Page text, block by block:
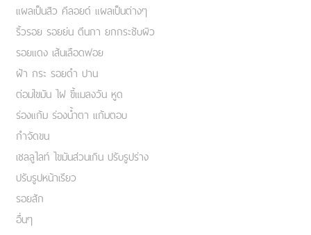
แผลเป็นสิว คีลอยด์ แผลเป็นต่างๆ
ริ้วรอย รอยย่น ตีนกา ยกกระชับผิว
รอยแดง เส้นเลือดฟอย
ฝ้า กระ รอยดำ ปาน
ต่อมไขมัน ไฝ ขี้แมลงวัน หูด
ร่องแก้ม ร่องน้ำตา แก้มตอบ
กำจัดขน
เชลลูไลท์ ไขมันส่วนเกิน ปรับรูปร่าง
ปรับรูปหน้าเรียว
รอยสัก
อื่นๆ